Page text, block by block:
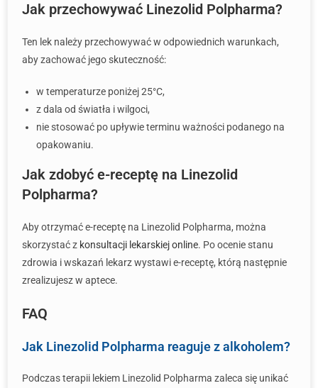
Jak przechowywać Linezolid Polpharma?
Ten lek należy przechowywać w odpowiednich warunkach,
aby zachować jego skuteczność:
w temperaturze poniżej 25°C,
z dala od światła i wilgoci,
nie stosować po upływie terminu ważności podanego na
opakowaniu.
Jak zdobyć e-receptę na Linezolid
Polpharma?
Aby otrzymać e-receptę na Linezolid Polpharma, można
skorzystać z konsultacji lekarskiej online. Po ocenie stanu
zdrowia i wskazań lekarz wystawi e-receptę, którą następnie
zrealizujesz w aptece.
FAQ
Jak Linezolid Polpharma reaguje z alkoholem?
Podczas terapii lekiem Linezolid Polpharma zaleca się unikać